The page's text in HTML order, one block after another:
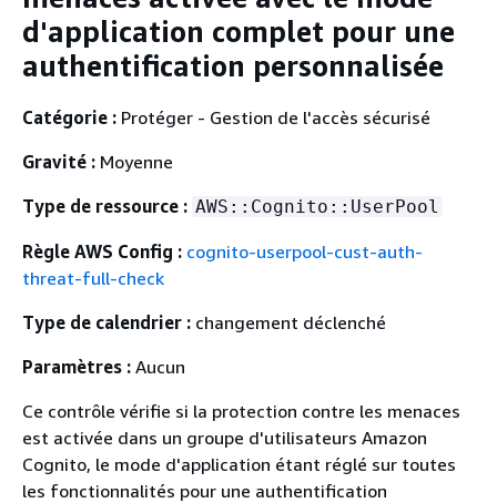
d'application complet pour une
authentification personnalisée
Catégorie : Protéger - Gestion de l'accès sécurisé
Gravité : Moyenne
Type de ressource : AWS::Cognito::UserPool
Règle AWS Config : cognito-userpool-cust-auth-
threat-full-check
Type de calendrier : changement déclenché
Paramètres : Aucun
Ce contrôle vérifie si la protection contre les menaces
est activée dans un groupe d'utilisateurs Amazon
Cognito, le mode d'application étant réglé sur toutes
les fonctionnalités pour une authentification